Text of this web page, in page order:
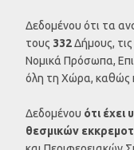
Δεδομένου ότι τα
τους 332Δήμους, τις
Νομικά Πρόσωπα,
όλη τη Χώρα, καθώς
Δεδομένου ότι έχει
θεσμικών